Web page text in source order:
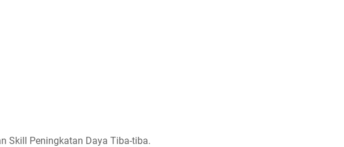
Skill Peningkatan Daya Tiba-tiba.